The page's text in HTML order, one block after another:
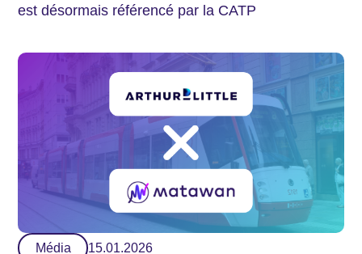
est désormais référencé par la CATP
Média 15.01.2026